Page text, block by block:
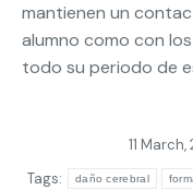
mantienen un
alumno como con
todo su periodo de
11 March,
Tags:
daño cerebral